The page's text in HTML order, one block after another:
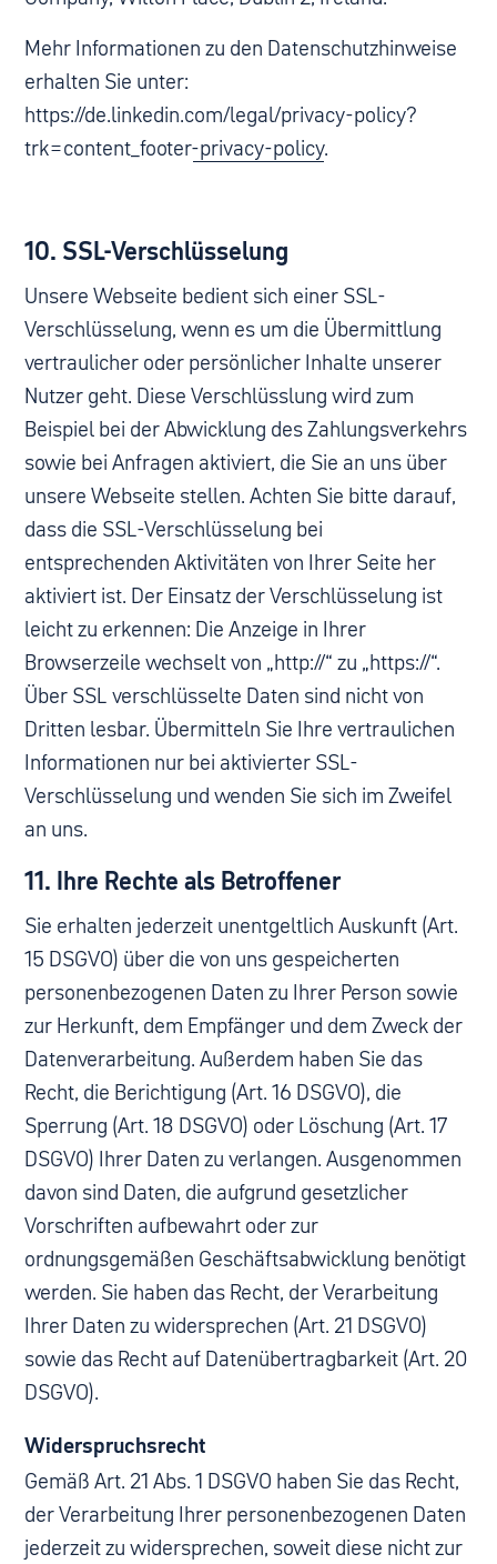
Mehr Informationen zu den Datenschutzhinweise
erhalten Sie unter:
https://de.linkedin.com/legal/privacy-policy?
trk=content_footer-privacy-policy.
10. SSL-Verschlüsselung
Unsere Webseite bedient sich einer SSL-
Verschlüsselung, wenn es um die Übermittlung
vertraulicher oder persönlicher Inhalte unserer
Nutzer geht. Diese Verschlüsslung wird zum
Beispiel bei der Abwicklung des Zahlungsverkehrs
sowie bei Anfragen aktiviert, die Sie an uns über
unsere Webseite stellen. Achten Sie bitte darauf,
dass die SSL-Verschlüsselung bei
entsprechenden Aktivitäten von Ihrer Seite her
aktiviert ist. Der Einsatz der Verschlüsselung ist
leicht zu erkennen: Die Anzeige in Ihrer
Browserzeile wechselt von „http://“ zu „https://“.
Über SSL verschlüsselte Daten sind nicht von
Dritten lesbar. Übermitteln Sie Ihre vertraulichen
Informationen nur bei aktivierter SSL-
Verschlüsselung und wenden Sie sich im Zweifel
an uns.
11. Ihre Rechte als Betroffener
Sie erhalten jederzeit unentgeltlich Auskunft (Art.
15 DSGVO) über die von uns gespeicherten
personenbezogenen Daten zu Ihrer Person sowie
zur Herkunft, dem Empfänger und dem Zweck der
Datenverarbeitung. Außerdem haben Sie das
Recht, die Berichtigung (Art. 16 DSGVO), die
Sperrung (Art. 18 DSGVO) oder Löschung (Art. 17
DSGVO) Ihrer Daten zu verlangen. Ausgenommen
davon sind Daten, die aufgrund gesetzlicher
Vorschriften aufbewahrt oder zur
ordnungsgemäßen Geschäftsabwicklung benötigt
werden. Sie haben das Recht, der Verarbeitung
Ihrer Daten zu widersprechen (Art. 21 DSGVO)
sowie das Recht auf Datenübertragbarkeit (Art. 20
DSGVO).
Widerspruchsrecht
Gemäß Art. 21 Abs. 1 DSGVO haben Sie das Recht,
der Verarbeitung Ihrer personenbezogenen Daten
jederzeit zu widersprechen, soweit diese nicht zur